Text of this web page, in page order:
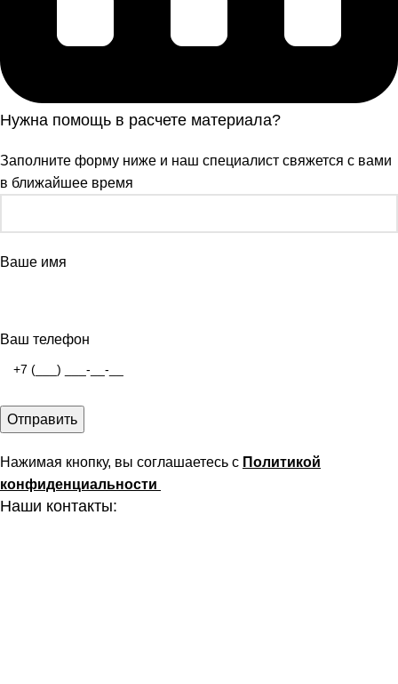
Нужна помощь в расчете материала?
Заполните форму ниже и наш специалист свяжется с вами
в ближайшее время
Ваше имя
Ваш телефон
Нажимая кнопку, вы соглашаетесь с Политикой
конфиденциальности
Наши контакты: